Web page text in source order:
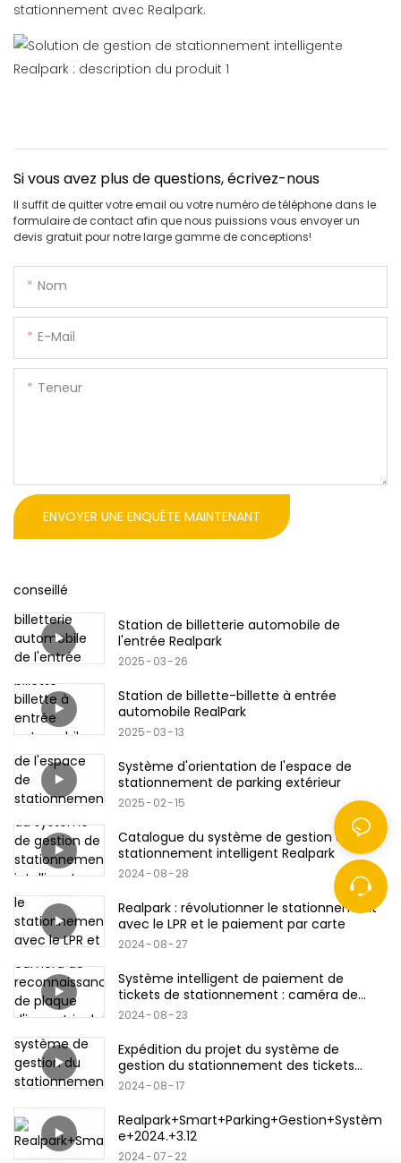
stationnement avec Realpark.
Si vous avez plus de questions, écrivez-nous
Il suffit de quitter votre email ou votre numéro de téléphone dans le
formulaire de contact afin que nous puissions vous envoyer un
devis gratuit pour notre large gamme de conceptions!
Nom
E-Mail
Teneur
ENVOYER UNE ENQUÊTE MAINTENANT
conseillé
Station de billetterie automobile de
l'entrée Realpark
2025 03 26
Station de billette-billette à entrée
automobile RealPark
2025 03 13
Système d'orientation de l'espace de
stationnement de parking extérieur
2025 02 15
Catalogue du système de gestion de
stationnement intelligent Realpark
2024 08 28
Realpark : révolutionner le stationnement
avec le LPR et le paiement par carte
2024 08 27
Système intelligent de paiement de
tickets de stationnement : caméra de
reconnaissance de plaque
bancaire/produits de carte de crédit
2024 08 23
Expédition du projet du système de
gestion du stationnement des tickets
Realpark
2024 08 17
Realpark+Smart+Parking+Gestion+Systèm
e+2024.+3.12
2024 07 22